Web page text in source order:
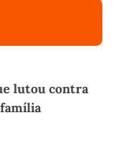
lutou contra